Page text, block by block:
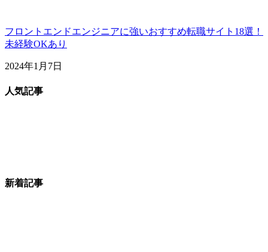
フロントエンドエンジニアに強いおすすめ転職サイト18選！
未経験OKあり
2024年1月7日
人気記事
新着記事